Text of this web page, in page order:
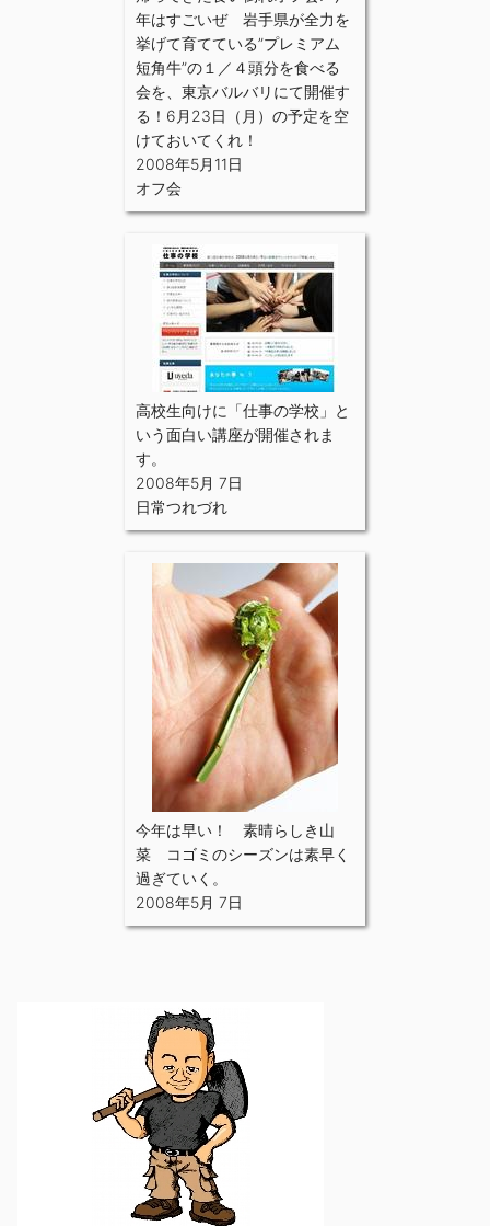
年はすごいぜ 岩手県が全力を
挙げて育てている”プレミアム
短角牛”の１／４頭分を食べる
会を、東京バルバリにて開催す
る！6月23日（月）の予定を空
けておいてくれ！
2008年5月11日
オフ会
高校生向けに「仕事の学校」と
いう面白い講座が開催されま
す。
2008年5月 7日
日常つれづれ
今年は早い！ 素晴らしき山
菜 コゴミのシーズンは素早く
過ぎていく。
2008年5月 7日